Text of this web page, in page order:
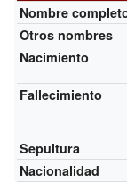
Nombre
Otros nombres
Nacimiento
Fallecimiento
Sepultura
Nacionalidad